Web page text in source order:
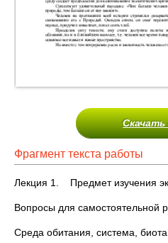
Фрагмент текста работы
Лекция 1. Предмет изучения
Вопросы для самостоятельной
Среда обитания, система,